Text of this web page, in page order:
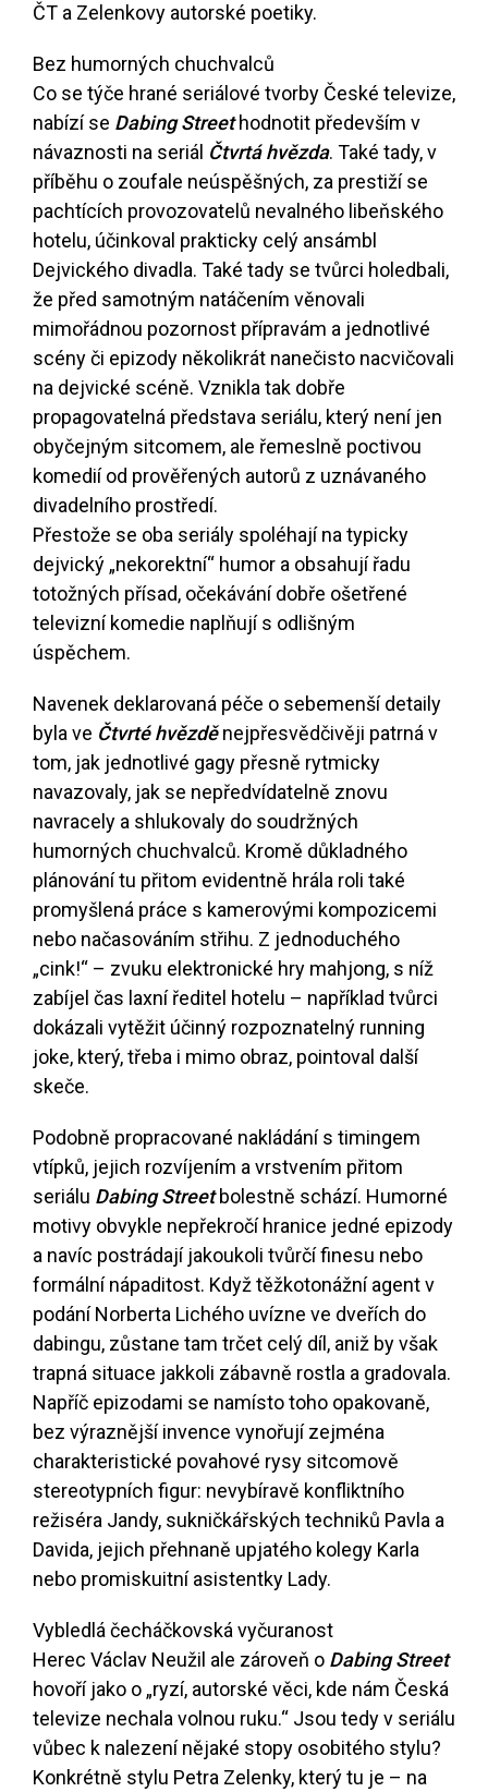
ČT a Zelenkovy autorské poetiky.
Bez humorných chuchvalců
Co se týče hrané seriálové tvorby České televize,
nabízí se Dabing Streethodnotit především v
návaznosti na seriál Čtvrtá hvězda. Také tady, v
příběhu o zoufale neúspěšných, za prestiží se
pachtících provozovatelů nevalného libeňského
hotelu, účinkoval prakticky celý ansámbl
Dejvického divadla. Také tady se tvůrci holedbali,
že před samotným natáčením věnovali
mimořádnou pozornost přípravám a jednotlivé
scény či epizody několikrát nanečisto nacvičovali
na dejvické scéně. Vznikla tak dobře
propagovatelná představa seriálu, který není jen
obyčejným sitcomem, ale řemeslně poctivou
komedií od prověřených autorů z uznávaného
divadelního prostředí.
Přestože se oba seriály spoléhají na typicky
dejvický „nekorektní“ humor a obsahují řadu
totožných přísad, očekávání dobře ošetřené
televizní komedie naplňují s odlišným
úspěchem.
Navenek deklarovaná péče o sebemenší detaily
byla ve Čtvrté hvězděnejpřesvědčivěji patrná v
tom, jak jednotlivé gagy přesně rytmicky
navazovaly, jak se nepředvídatelně znovu
navracely a shlukovaly do soudržných
humorných chuchvalců. Kromě důkladného
plánování tu přitom evidentně hrála roli také
promyšlená práce s kamerovými kompozicemi
nebo načasováním střihu. Z jednoduchého
„cink!“ – zvuku elektronické hry mahjong, s níž
zabíjel čas laxní ředitel hotelu – například tvůrci
dokázali vytěžit účinný rozpoznatelný running
joke, který, třeba i mimo obraz, pointoval další
skeče.
Podobně propracované nakládání s timingem
vtípků, jejich rozvíjením a vrstvením přitom
seriálu Dabing Streetbolestně schází. Humorné
motivy obvykle nepřekročí hranice jedné epizody
a navíc postrádají jakoukoli tvůrčí finesu nebo
formální nápaditost. Když těžkotonážní agent v
podání Norberta Lichého uvízne ve dveřích do
dabingu, zůstane tam trčet celý díl, aniž by však
trapná situace jakkoli zábavně rostla a gradovala.
Napříč epizodami se namísto toho opakovaně,
bez výraznější invence vynořují zejména
charakteristické povahové rysy sitcomově
stereotypních figur: nevybíravě konfliktního
režiséra Jandy, sukničkářských techniků Pavla a
Davida, jejich přehnaně upjatého kolegy Karla
nebo promiskuitní asistentky Lady.
Vybledlá čecháčkovská vyčuranost
Herec Václav Neužil ale zároveň o Dabing Street
hovoří jako o „ryzí, autorské věci, kde nám Česká
televize nechala volnou ruku.“ Jsou tedy v seriálu
vůbec k nalezení nějaké stopy osobitého stylu?
Konkrétně stylu Petra Zelenky, který tu je – na